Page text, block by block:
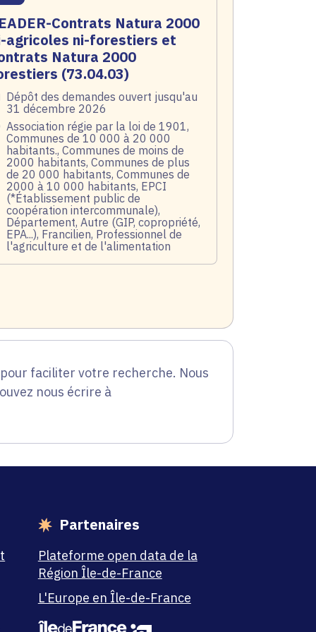
Contrats Natura 2000
agricoles ni-forestiers et
Natura 2000
(73.04.03)
de l'arrêté
Dépôt des demandes ouvert jusqu'au
31 décembre 2026
Association régie par la loi de 1901,
Communes de 10 000 à 20 000
habitants., Communes de moins de
2000 habitants, Communes de plus
de 20 000 habitants, Communes de
2000 à 10 000 habitants, EPCI
(*Établissement public de
coopération intercommunale),
Département, Autre (GIP, copropriété,
EPA...), Francilien, Professionnel de
l'agriculture et de l'alimentation
faciliter votre recherche. Nous
nous écrire à
Partenaires
Plateforme open data de la
Région Île-de-France
L'Europe en Île-de-France